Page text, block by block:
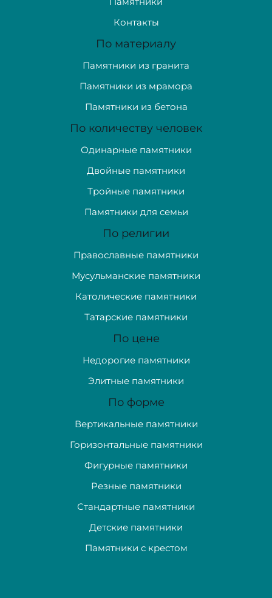
Контакты
По материалу
Памятники из гранита
Памятники из мрамора
Памятники из бетона
По количеству человек
Одинарные памятники
Двойные памятники
Тройные памятники
Памятники для семьи
По религии
Православные памятники
Мусульманские памятники
Католические памятники
Татарские памятники
По цене
Недорогие памятники
Элитные памятники
По форме
Вертикальные памятники
Горизонтальные памятники
Фигурные памятники
Резные памятники
Стандартные памятники
Детские памятники
Памятники с крестом